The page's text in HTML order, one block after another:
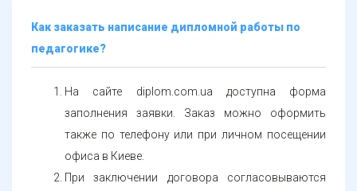
Как заказать написание дипломной работы по
педагогике?
На сайте diplom.com.ua доступна форма
заполнения заявки. Заказ можно оформить
также по телефону или при личном посещении
офиса в Киеве.
При заключении договора согласовываются